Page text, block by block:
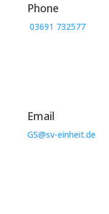
Phone
03691 732577
Email
GS@sv-einheit.de